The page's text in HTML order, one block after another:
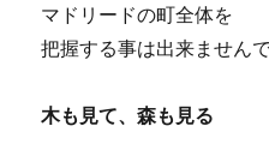
マドリードの町全体を
把握する事は出来ませんで
木も見て、森も見る